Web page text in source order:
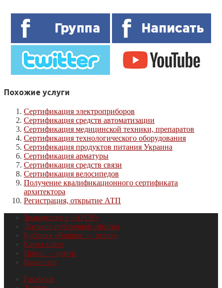
Похожие услуги
Сертификация электроприборов
Сертификация средств автоматизации
Сертификация медицинской техники, препаратов
Сертификация технологического оборудования
Сертификация продуктов питания Украина
Сертификация арматуры
Сертификация средств связи
Сертификация велосипедов
Получение квалификационного сертификата
архитектора
Регистрация, открытие АТП
Знакомство с «АРОУ»
Договор публичной оферты
Рубрика «Вопрос — ответ»
Карта сайта
Пресс — центр
Вакансии
Facebook